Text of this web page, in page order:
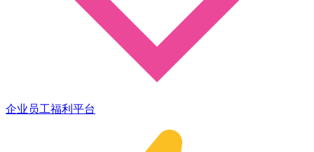
企业员工福利平台